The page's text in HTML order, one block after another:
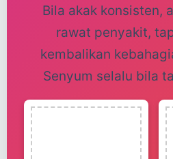
Bila akak konsisten,
rawat penyakit,
kembalikan
Senyum selalu bila